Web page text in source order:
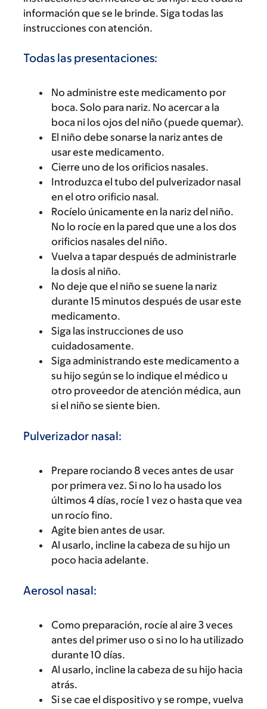
información que se le brinde. Siga todas las
instrucciones con atención.
Todas las presentaciones:
No administre este medicamento por
boca. Solo para nariz. No acercar a la
boca ni los ojos del niño (puede quemar).
El niño debe sonarse la nariz antes de
usar este medicamento.
Cierre uno de los orificios nasales.
Introduzca el tubo del pulverizador nasal
en el otro orificio nasal.
Rocíelo únicamente en la nariz del niño.
No lo rocíe en la pared que une a los dos
orificios nasales del niño.
Vuelva a tapar después de administrarle
la dosis al niño.
No deje que el niño se suene la nariz
durante 15 minutos después de usar este
medicamento.
Siga las instrucciones de uso
cuidadosamente.
Siga administrando este medicamento a
su hijo según se lo indique el médico u
otro proveedor de atención médica, aun
si el niño se siente bien.
Pulverizador nasal:
Prepare rociando 8 veces antes de usar
por primera vez. Si no lo ha usado los
últimos 4 días, rocíe 1 vez o hasta que vea
un rocío fino.
Agite bien antes de usar.
Al usarlo, incline la cabeza de su hijo un
poco hacia adelante.
Aerosol nasal:
Como preparación, rocíe al aire 3 veces
antes del primer uso o si no lo ha utilizado
durante 10 días.
Al usarlo, incline la cabeza de su hijo hacia
atrás.
Si se cae el dispositivo y se rompe, vuelva